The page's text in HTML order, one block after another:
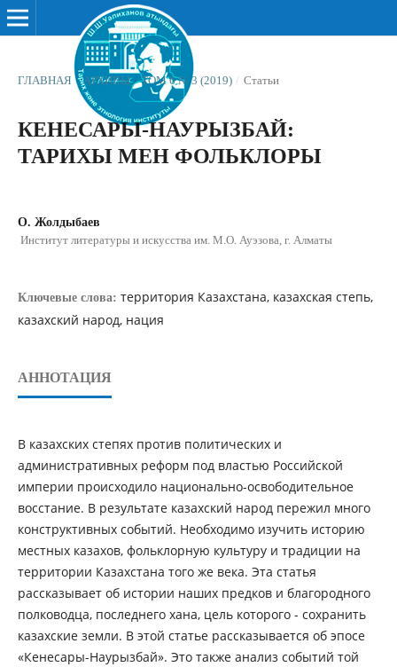
ГЛАВНАЯ / АРХИВЫ / ТОМ 6 № 3 (2019) / Статьи
КЕНЕСАРЫ-НАУРЫЗБАЙ:
ТАРИХЫ МЕН ФОЛЬКЛОРЫ
О. Жолдыбаев
Институт литературы и искусства им. М.О. Ауэзова, г. Алматы
Ключевые слова: территория Казахстана, казахская степь,
казахский народ, нация
АННОТАЦИЯ
В казахских степях против политических и
административных реформ под властью Российской
империи происходило национально-освободительное
восстание. В результате казахский народ пережил много
конструктивных событий. Необходимо изучить историю
местных казахов, фольклорную культуру и традиции на
территории Казахстана того же века. Эта статья
рассказывает об истории наших предков и благородного
полководца, последнего хана, цель которого - сохранить
казахские земли. В этой статье рассказывается об эпосе
«Кенесары-Наурызбай». Это также анализ событий той